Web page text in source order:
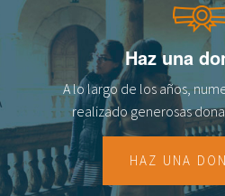
fr
Haz una
A lo largo de los años,
realizado generosas
HAZ UNA